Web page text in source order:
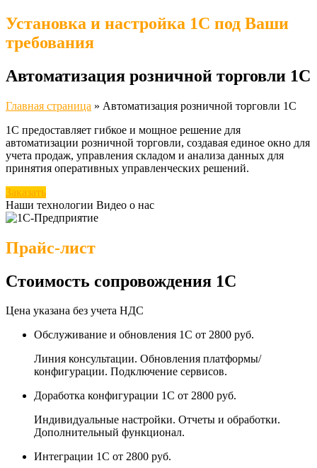
Установка и настройка 1С под Ваши
требования
Автоматизация розничной торговли 1С
Главная страница » Автоматизация розничной торговли 1С
1С предоставляет гибкое и мощное решение для
автоматизации розничной торговли, создавая единое окно для
учета продаж, управления складом и анализа данных для
принятия оперативных управленческих решений.
Заказать
Наши технологии Видео о нас
Прайс-лист
Стоимость сопровождения 1С
Цена указана без учета НДС
Обслуживание и обновления 1С от 2800 руб.
Линия консультации. Обновления платформы/
конфигурации. Подключение сервисов.
Доработка конфигурации 1С от 2800 руб.
Индивидуальные настройки. Отчеты и обработки.
Дополнительный функционал.
Интеграции 1С от 2800 руб.